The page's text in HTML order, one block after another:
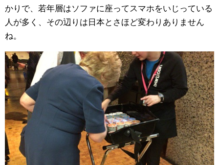
かりで、若年層はソファに座ってスマホをいじっている
人が多く、その辺りは日本とさほど変わりありません
ね。